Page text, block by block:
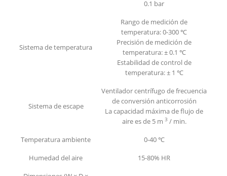
0.1 bar
Sistema de temperatura
Rango de medición de
temperatura: 0-300 ℃
Precisión de medición de
temperatura: ± 0.1 ℃
Estabilidad de control de
temperatura: ± 1 ℃
Sistema de escape
Ventilador centrífugo de frecuencia
de conversión anticorrosión
La capacidad máxima de flujo de
aire es de 5 m 3 / min.
Temperatura ambiente
0-40 ℃
Humedad del aire
15-80% HR